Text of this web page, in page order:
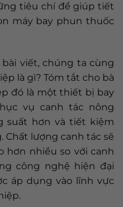
tiêu chí để giúp tiết
máy bay phun thuốc
viết, chúng ta cùng
là gì? Tóm tắt cho bà
đó là một thiết bị bay
vụ canh tác nông
suất hơn và tiết kiệm
Chất lượng canh tác sẽ
hơn nhiều so với canh
công nghệ hiện đại
áp dụng vào lĩnh vực